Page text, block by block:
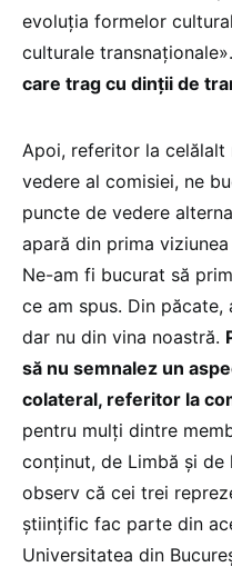
evoluția formelor
culturale transnaționale».
care trag cu dinții de
Apoi, referitor la celălalt
vedere al comisiei, ne
puncte de vedere
apară din prima
Ne-am fi bucurat să
ce am spus. Din
dar nu din vina noastră.
să nu semnalez un
colateral, referitor la
pentru mulți dintre
conținut, de Limbă și de
observ că cei trei
științific fac parte din
Universitatea din